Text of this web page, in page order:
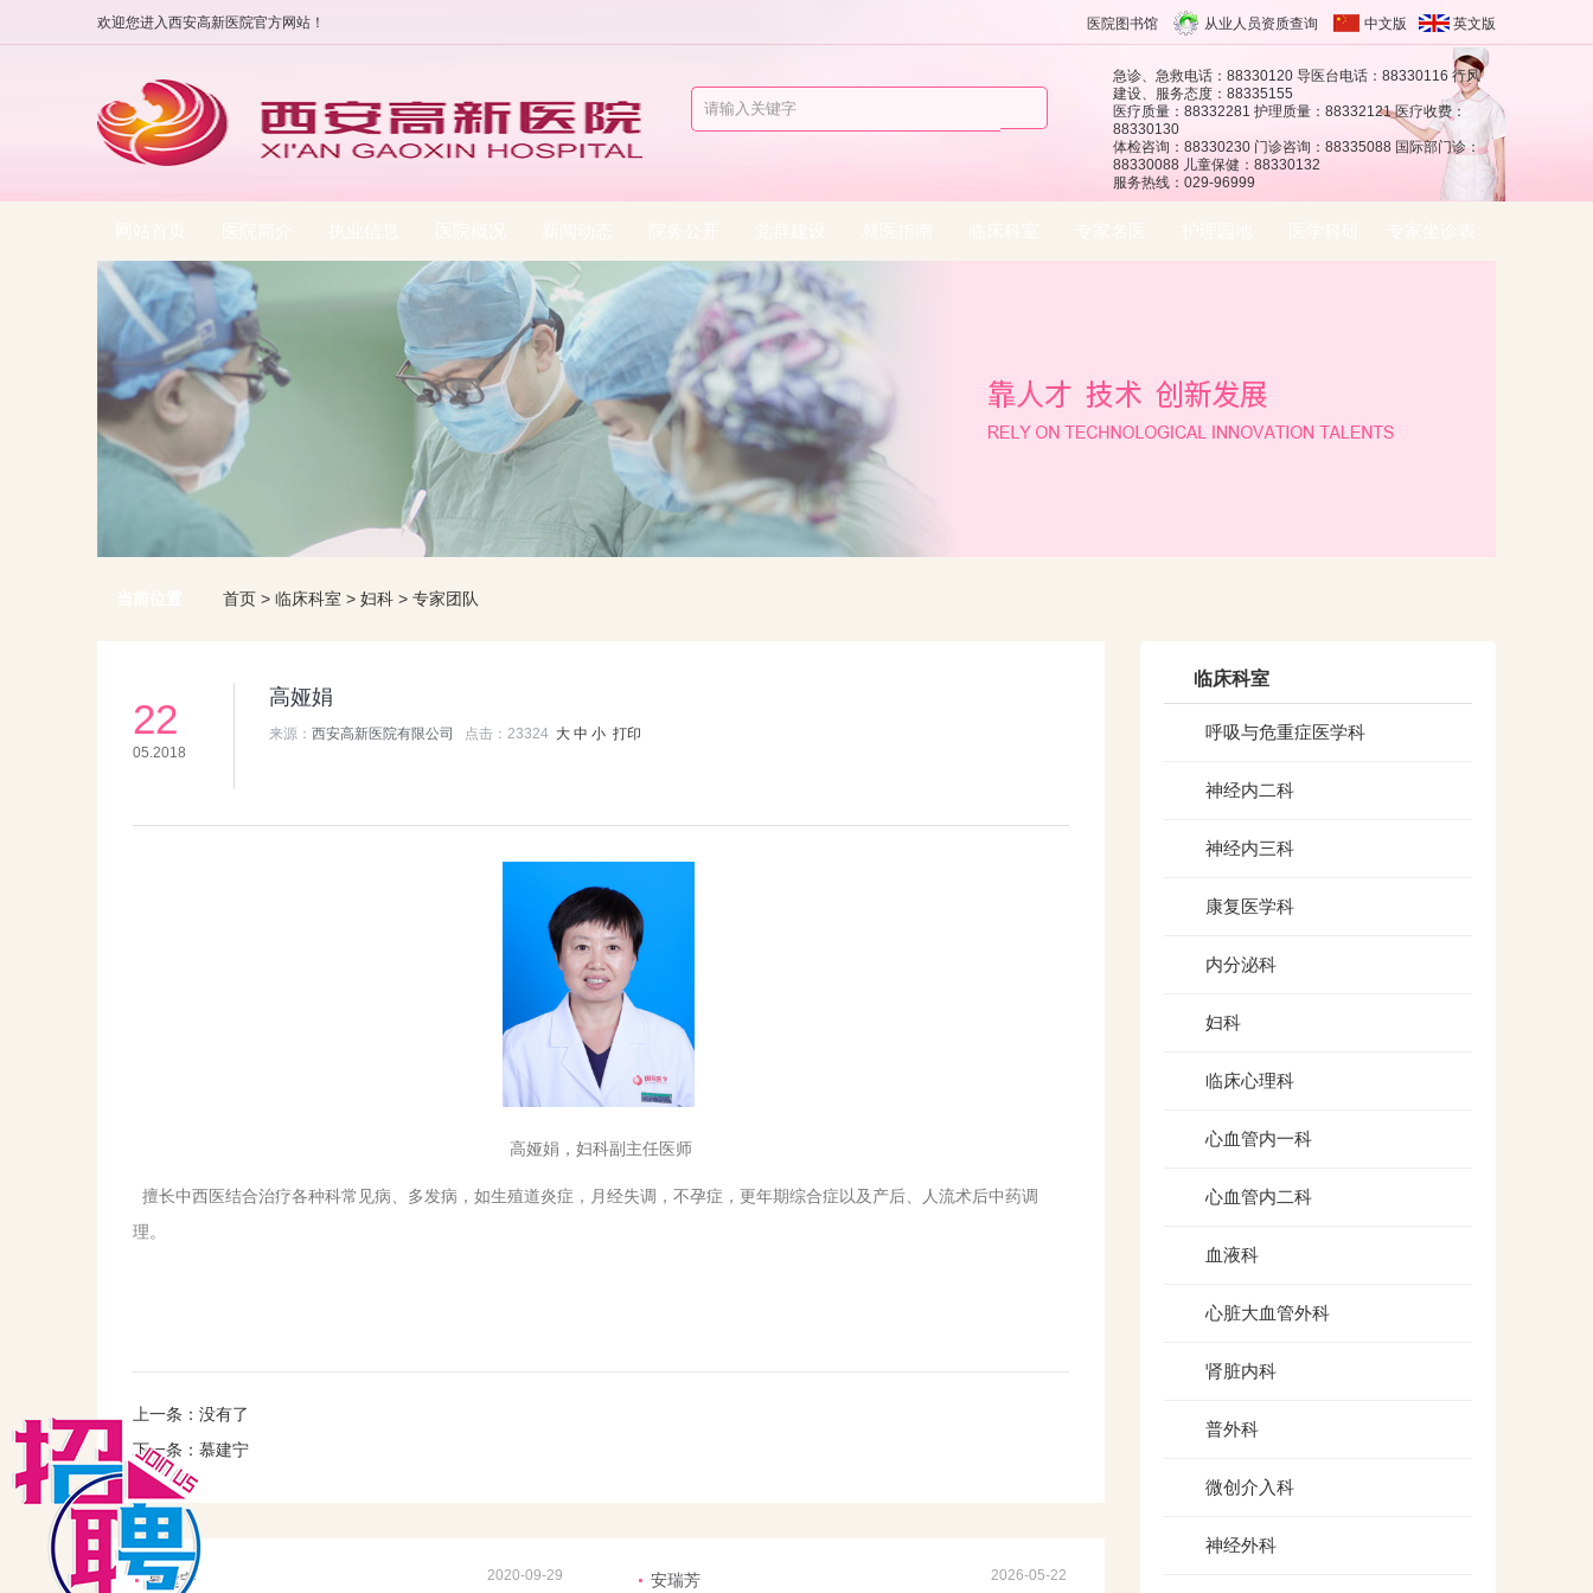
欢迎您进入西安高新医院官方网站！ 医院图书馆 从业人员资质查询 中文版 英文版
急诊、急救电话：88330120 导医台电话：88330116 行风
建设、服务态度：88335155
医疗质量：88332281 护理质量：88332121 医疗收费：
88330130
体检咨询：88330230 门诊咨询：88335088 国际部门诊：
88330088 儿童保健：88330132
服务热线：029-96999
首页 > 临床科室 > 妇科 > 专家团队
临床科室
呼吸与危重症医学科
神经内二科
神经内三科
康复医学科
内分泌科
妇科
临床心理科
心血管内一科
心血管内二科
血液科
心脏大血管外科
肾脏内科
普外科
微创介入科
神经外科
22
05.2018
高娅娟
来源： 西安高新医院有限公司 点击： 23324 大 中 小 打印
高娅娟，妇科副主任医师
擅长中西医结合治疗各种科常见病、多发病，如生殖道炎症，月经失调，不孕症，更年期综合症以及产后、人流术后中药调
理。
上一条：没有了
下一条： 慕建宁
慕建宁 2020-09-29 安瑞芳 2026-05-22